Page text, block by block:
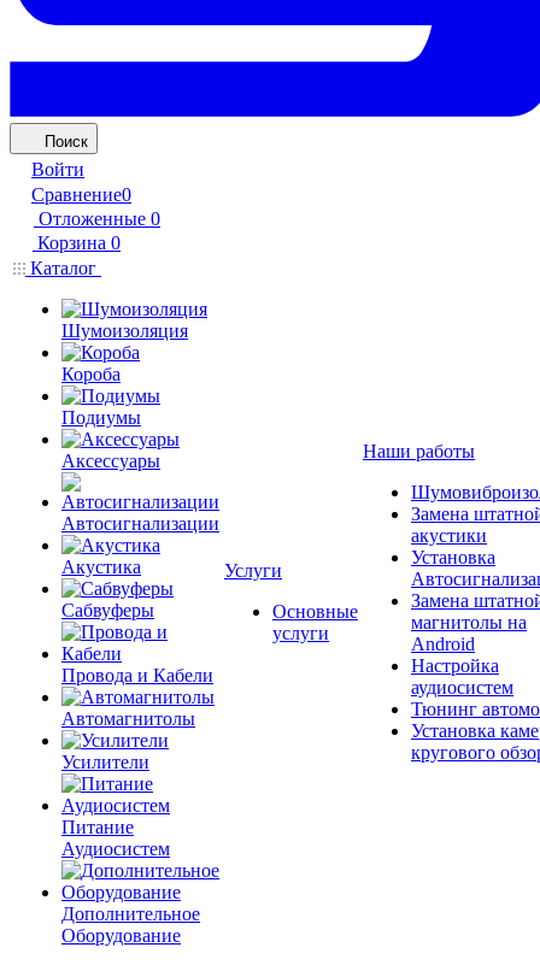
Поиск
Войти
Сравнение0
Отложенные 0
Корзина 0
Каталог
Шумоизоляция
Короба
Подиумы
Аксессуары
Автосигнализации
Акустика
Сабвуферы
Провода и Кабели
Автомагнитолы
Усилители
Питание
Аудиосистем
Дополнительное
Оборудование
Услуги
Основные
услуги
Наши работы
Замена
акустики
Установка
Замена
магнитолы на
Android
Настройка
аудиосистем
Тюнинг
Установка
кругового